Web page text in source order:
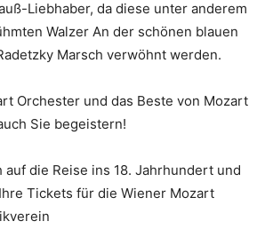
Liebhaber, da diese unter anderem
Walzer An der schönen blauen
Marsch verwöhnt werden.
Orchester und das Beste von Mozart
Sie begeistern!
auf die Reise ins 18. Jahrhundert und
Tickets für die Wiener Mozart